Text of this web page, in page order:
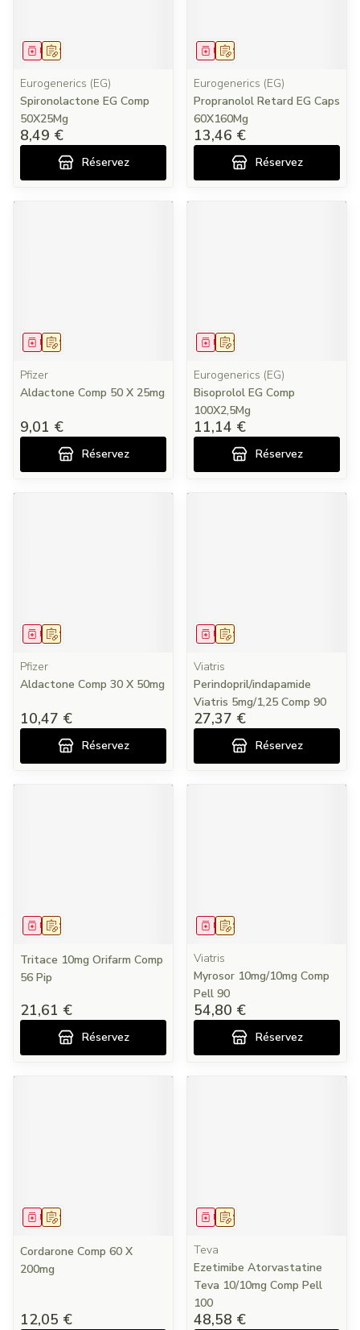
Sur prescription
Médicament
Eurogenerics (EG)
Spironolactone EG Comp
50X25Mg
8,49 €
Réservez
Sur prescription
Médicament
Eurogenerics (EG)
Propranolol Retard EG Caps
60X160Mg
13,46 €
Réservez
Sur prescription
Médicament
Pfizer
Aldactone Comp 50 X 25mg
9,01 €
Réservez
Sur prescription
Médicament
Eurogenerics (EG)
Bisoprolol EG Comp
100X2,5Mg
11,14 €
Réservez
Sur prescription
Médicament
Pfizer
Aldactone Comp 30 X 50mg
10,47 €
Réservez
Sur prescription
Médicament
Viatris
Perindopril/indapamide
Viatris 5mg/1,25 Comp 90
27,37 €
Réservez
Sur prescription
Médicament
Tritace 10mg Orifarm Comp
56 Pip
21,61 €
Réservez
Sur prescription
Médicament
Viatris
Myrosor 10mg/10mg Comp
Pell 90
54,80 €
Réservez
Sur prescription
Médicament
Cordarone Comp 60 X
200mg
12,05 €
Sur prescription
Médicament
Teva
Ezetimibe Atorvastatine
Teva 10/10mg Comp Pell
100
48,58 €